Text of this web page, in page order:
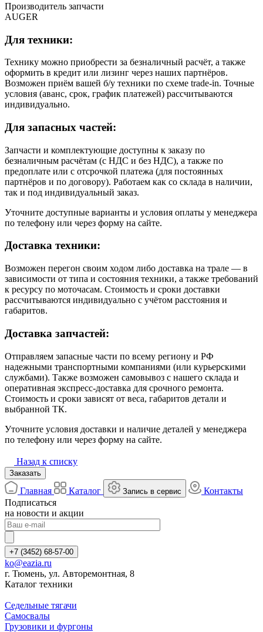
Производитель запчасти
AUGER
Для техники:
Технику можно приобрести за безналичный расчёт, а также
оформить в кредит или лизинг через наших партнёров.
Возможен приём вашей б/у техники по схеме trade-in. Точные
условия (аванс, срок, график платежей) рассчитываются
индивидуально.
Для запасных частей:
Запчасти и комплектующие доступны к заказу по
безналичным расчётам (с НДС и без НДС), а также по
предоплате или с отсрочкой платежа (для постоянных
партнёров и по договору). Работаем как со склада в наличии,
так и под индивидуальный заказ.
Уточните доступные варианты и условия оплаты у менеджера
по телефону или через форму на сайте.
Доставка техники:
Возможен перегон своим ходом либо доставка на трале — в
зависимости от типа и состояния техники, а также требований
к ресурсу по моточасам. Стоимость и сроки доставки
рассчитываются индивидуально с учётом расстояния и
габаритов.
Доставка запчастей:
Отправляем запасные части по всему региону и РФ
надежными транспортными компаниями (или курьерскими
службами). Также возможен самовывоз с нашего склада и
оперативная экспресс-доставка для срочного ремонта.
Стоимость и сроки зависят от веса, габаритов детали и
выбранной ТК.
Уточните условия доставки и наличие деталей у менеджера
по телефону или через форму на сайте.
Назад к списку
Заказать
Главная Каталог Запись в сервис
Контакты
Подписаться
на новости и акции
+7 (3452) 68-57-00
ko@eazia.ru
г. Тюмень, ул. Авторемонтная, 8
Каталог техники
Седельные тягачи
Самосвалы
Грузовики и фургоны